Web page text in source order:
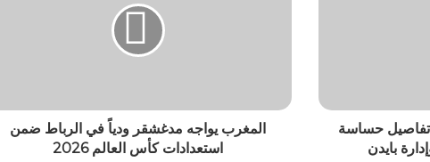
تفاصيل حساسة
بايدن
المغرب يواجه مدغشقر ودياً في الرباط ضمن
استعدادات كأس العالم 2026